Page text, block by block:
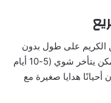
الكريم على طول بدون
انتظار. الموقع كمان حلو، لكن التوصيل يمكن يتأخر شوي (5-10 أيام
هدايا صغيرة مع